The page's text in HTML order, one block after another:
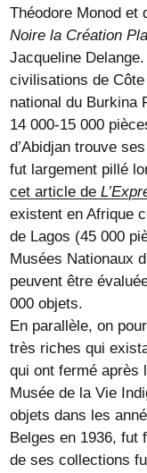
Théodore Monod et
Noire la Création
Jacqueline
civilisations de Côte
national du Burkina
14 000-15 000
d’Abidjan trouve
fut largement pillé
cet article de
existent en Afrique
de Lagos (45 000
Musées Nationaux
peuvent être
000 objets.
En parallèle, on
très riches qui
qui ont fermé après
Musée de la Vie
objets dans les
Belges en 1936, fut
de ses collections